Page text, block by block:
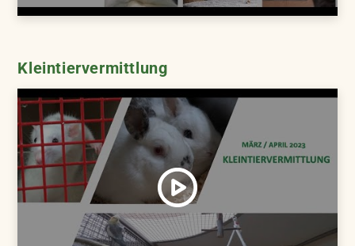
Kleintiervermittlung